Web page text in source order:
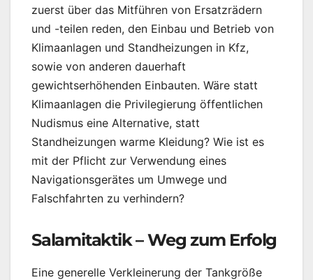
zuerst über das Mitführen von Ersatzrädern
und -teilen reden, den Einbau und Betrieb von
Klimaanlagen und Standheizungen in Kfz,
sowie von anderen dauerhaft
gewichtserhöhenden Einbauten. Wäre statt
Klimaanlagen die Privilegierung öffentlichen
Nudismus eine Alternative, statt
Standheizungen warme Kleidung? Wie ist es
mit der Pflicht zur Verwendung eines
Navigationsgerätes um Umwege und
Falschfahrten zu verhindern?
Salamitaktik – Weg zum Erfolg
Eine generelle Verkleinerung der Tankgröße